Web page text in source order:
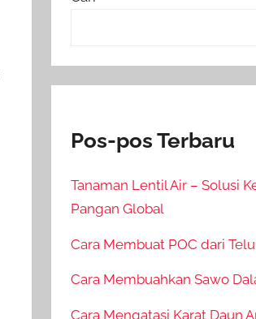
Pos-pos Terbaru
Tanaman Lentil Air – Solusi
Pangan Global
Cara Membuat POC dari
Cara Membuahkan Sawo
Cara Mengatasi Karat Daun